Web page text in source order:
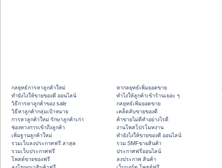
กลยุทธ์การหาลูกค้าใหม่
ทํายังไงให้ขายของดี ออนไลน์
วิธีการหาลูกค้าของ sale
วิธีหาลูกค้ากลุ่มเป้าหมาย
การหาลูกค้าใหม่ รักษาลูกค้าเก่า
ช่องทางการเข้าถึงลูกค้า
เพิ่มฐานลูกค้าใหม่
รวมเว็บลงประกาศฟรี ล่าสุด
รวมเว็บประกาศฟรี
โพสต์ขายของฟรี
หากลยุทธ์เพิ่มยอดขาย
ทําไงให้ลูกค้าเข้าร้านเยอะ ๆ
กลยุทธ์เพิ่มยอดขาย
เคล็ดลับขายของดี
ค้าขายไม่ดีทำอย่างไรดี
งานโพสโปรโมทงาน
ทํายังไงให้ขายของดี ออนไลน์
รวม SMFขายสินค้า
ประกาศฟรีออนไลน์
ลงประกาศ สินค้า